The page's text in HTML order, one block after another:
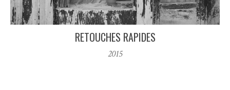
RETOUCHES RAPIDES
2015